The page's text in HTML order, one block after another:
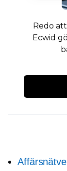
Redo
Ecwid